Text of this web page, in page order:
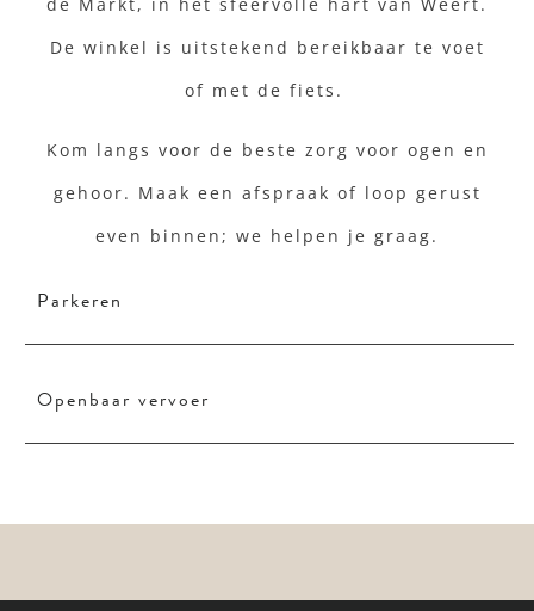
De winkel is uitstekend bereikbaar te voet
of met de fiets.
Kom langs voor de beste zorg voor ogen en
gehoor. Maak een afspraak of loop gerust
even binnen; we helpen je graag.
Parkeren
Openbaar vervoer